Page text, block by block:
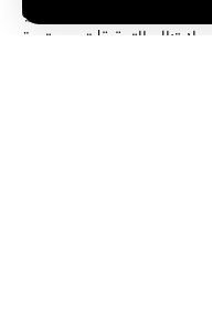
المخدرة، فيما أُلقي
تزال التحقيقات مستمرة